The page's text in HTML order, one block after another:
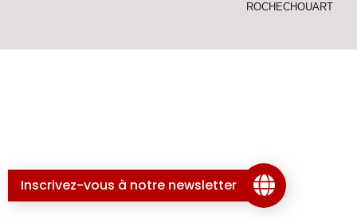
ROCHECHOUART
Inscrivez-vous à notre newsletter